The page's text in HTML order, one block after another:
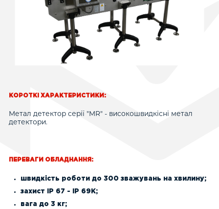
Повідомлення
Математичне питання (капча)
Наприклад, для 1+3 введіть 4.
КОРОТКІ ХАРАКТЕРИСТИКИ:
Метал детектор серії "MR" - високошвидкісні метал
детектори.
ПЕРЕВАГИ ОБЛАДНАННЯ:
швидкість роботи до 300 зважувань на хвилину;
захист IP 67 - IP 69K;
вага до 3 кг;